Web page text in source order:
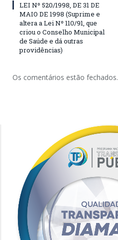
LEI Nº 520/1998, DE 31 DE
MAIO DE 1998 (Suprime e
altera a Lei Nº 110/91, que
criou o Conselho Municipal
de Saúde e dá outras
providências)
Os comentários estão fechados.